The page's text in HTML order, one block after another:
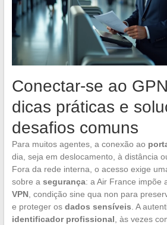
Conectar-se ao
dicas práticas e
desafios comuns
Para muitos agentes, a conexão ao
dia, seja em deslocamento, à distância
Fora da rede interna, o acesso exige
sobre a segurança: a Air France impõe
VPN, condição sine qua non para
e proteger os dados sensíveis . A
identificador profissional , às vezes